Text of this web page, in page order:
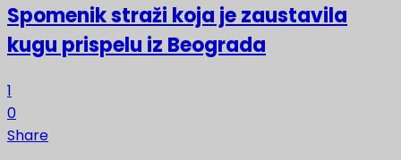
Spomenik straži koja je zaustavila
kugu prispelu iz Beograda
1
0
Share